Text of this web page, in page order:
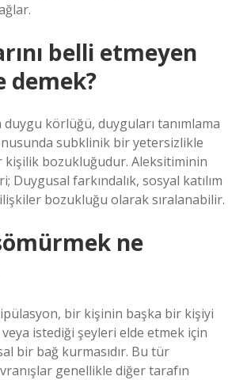
belli etmeyen
demek?
körlüğü, duyguları tanımlama
subklinik bir yetersizlikle
bozukluğudur. Aleksitiminin
Duygusal farkındalık, sosyal katılım
bozukluğu olarak sıralanabilir.
ne
bir kişinin başka bir kişiyi
istediği şeyleri elde etmek için
bir bağ kurmasıdır. Bu tür
genellikle diğer tarafın